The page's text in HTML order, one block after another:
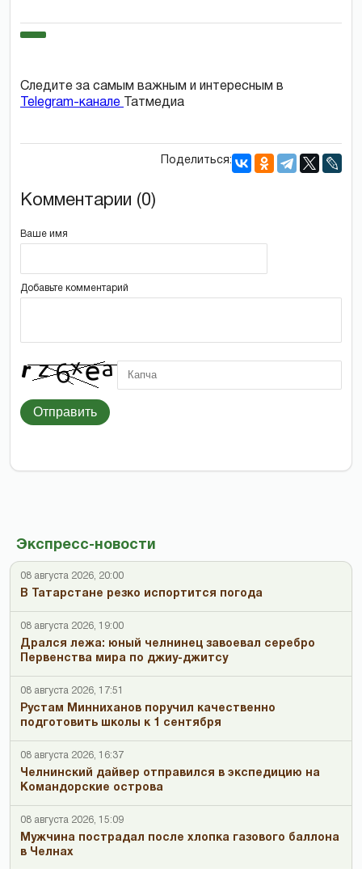
Экспресс-новости
08 августа 2026, 20:00
В Татарстане резко испортится погода
08 августа 2026, 19:00
Дрался лежа: юный челнинец завоевал серебро
Первенства мира по джиу-джитсу
08 августа 2026, 17:51
Рустам Минниханов поручил качественно
подготовить школы к 1 сентября
08 августа 2026, 16:37
Челнинский дайвер отправился в экспедицию на
Командорские острова
08 августа 2026, 15:09
Мужчина пострадал после хлопка газового баллона
в Челнах
Следите за самым важным и интересным в
Telegram-канале
Татмедиа
Поделиться:
Комментарии (0)
Ваше имя
Добавьте комментарий
Отправить